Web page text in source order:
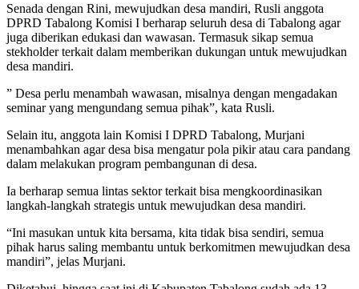
Senada dengan Rini, mewujudkan desa mandiri, Rusli anggota
DPRD Tabalong Komisi I berharap seluruh desa di Tabalong agar
juga diberikan edukasi dan wawasan. Termasuk sikap semua
stekholder terkait dalam memberikan dukungan untuk mewujudkan
desa mandiri.
” Desa perlu menambah wawasan, misalnya dengan mengadakan
seminar yang mengundang semua pihak”, kata Rusli.
Selain itu, anggota lain Komisi I DPRD Tabalong, Murjani
menambahkan agar desa bisa mengatur pola pikir atau cara pandang
dalam melakukan program pembangunan di desa.
Ia berharap semua lintas sektor terkait bisa mengkoordinasikan
langkah-langkah strategis untuk mewujudkan desa mandiri.
“Ini masukan untuk kita bersama, kita tidak bisa sendiri, semua
pihak harus saling membantu untuk berkomitmen mewujudkan desa
mandiri”, jelas Murjani.